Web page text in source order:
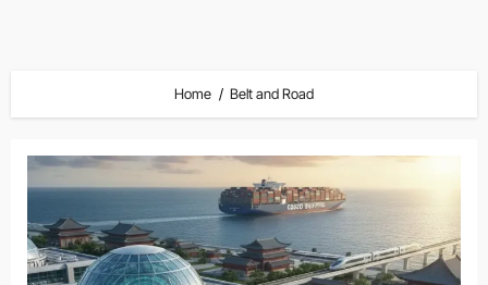
Home Belt and Road